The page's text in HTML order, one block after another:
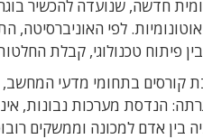
חדשה, שנועדה להכשיר
לפי
פיתוח טכנולוגי, קבלת
קורסים בתחומי מדעי המחשב,
הנדסת מערכות נבונות,
בין אדם למכונה וממשקים